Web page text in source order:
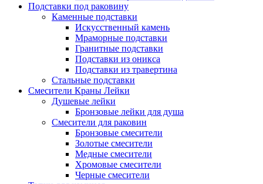
Подставки под раковину
Каменные подставки
Искусственный камень
Мраморные подставки
Гранитные подставки
Подставки из оникса
Подставки из травертина
Стальные подставки
Смесители Краны Лейки
Душевые лейки
Бронзовые лейки для душа
Смесители для раковин
Бронзовые смесители
Золотые смесители
Медные смесители
Хромовые смесители
Черные смесители